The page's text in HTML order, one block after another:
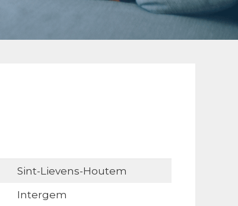
Sint-Lievens-Houtem
Intergem